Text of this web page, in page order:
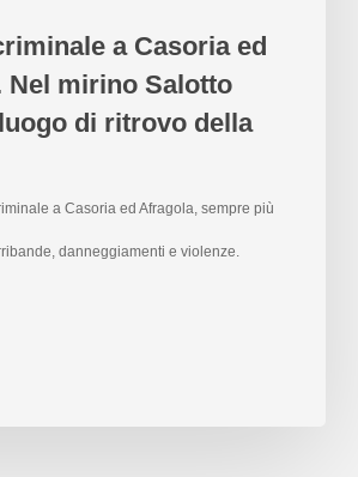
a Casoria ed
Nel mirino Salotto
di ritrovo della
a Casoria ed Afragola, sempre più
danneggiamenti e violenze.